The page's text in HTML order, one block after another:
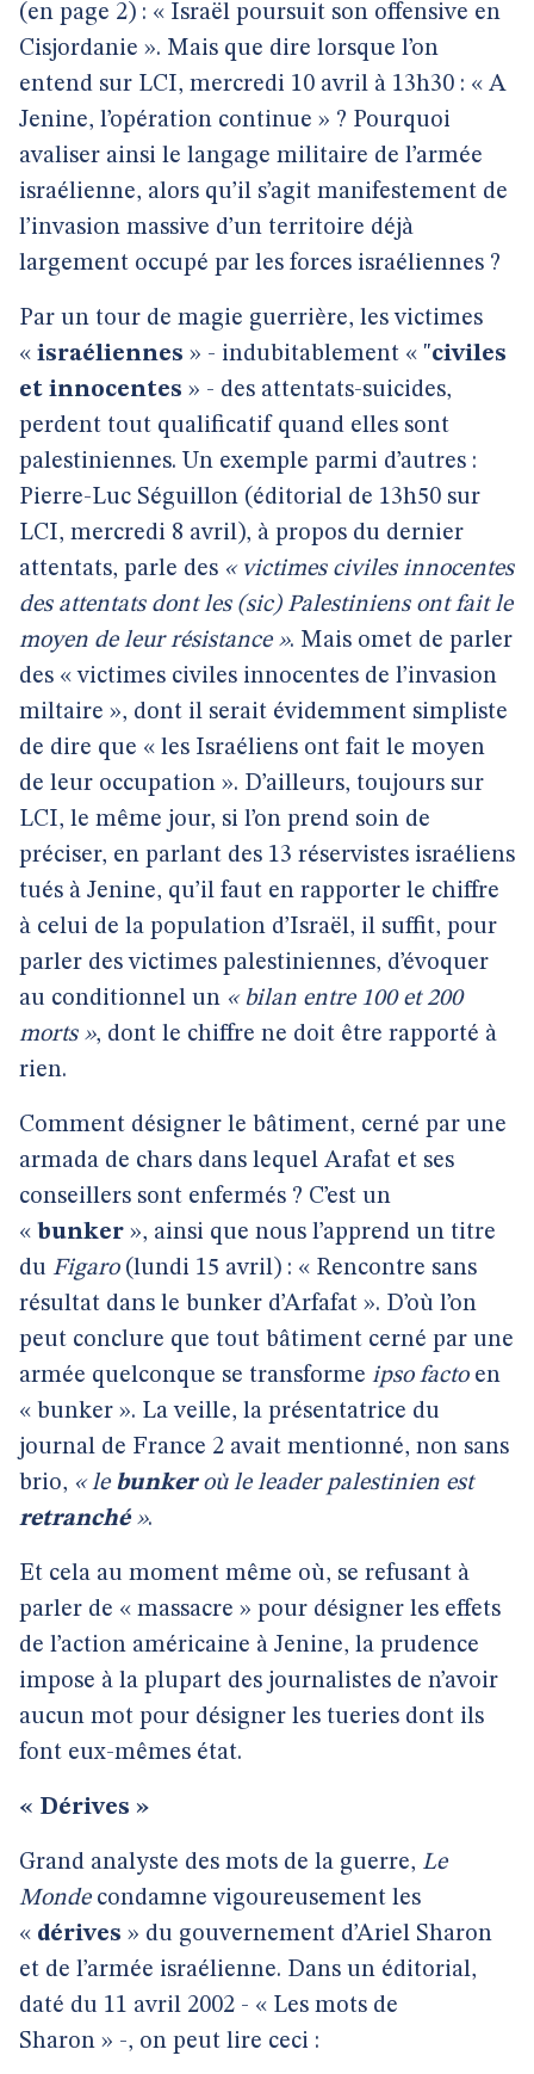
(en page 2) : « Israël poursuit son offensive en
Cisjordanie ». Mais que dire lorsque l’on
entend sur LCI, mercredi 10 avril à 13h30 : « A
Jenine, l’opération continue » ? Pourquoi
avaliser ainsi le langage militaire de l’armée
israélienne, alors qu’il s’agit manifestement de
l’invasion massive d’un territoire déjà
largement occupé par les forces israéliennes ?
Par un tour de magie guerrière, les victimes
« israéliennes » - indubitablement « "civiles
et innocentes » - des attentats-suicides,
perdent tout qualificatif quand elles sont
palestiniennes. Un exemple parmi d’autres :
Pierre-Luc Séguillon (éditorial de 13h50 sur
LCI, mercredi 8 avril), à propos du dernier
attentats, parle des « victimes civiles innocentes
des attentats dont les (sic)Palestiniens ont fait le
moyen de leur résistance ». Mais omet de parler
des « victimes civiles innocentes de l’invasion
miltaire », dont il serait évidemment simpliste
de dire que « les Israéliens ont fait le moyen
de leur occupation ». D’ailleurs, toujours sur
LCI, le même jour, si l’on prend soin de
préciser, en parlant des 13 réservistes israéliens
tués à Jenine, qu’il faut en rapporter le chiffre
à celui de la population d’Israël, il suffit, pour
parler des victimes palestiniennes, d’évoquer
au conditionnel un « bilan entre 100 et 200
morts », dont le chiffre ne doit être rapporté à
rien.
Comment désigner le bâtiment, cerné par une
armada de chars dans lequel Arafat et ses
conseillers sont enfermés ? C’est un
« bunker », ainsi que nous l’apprend un titre
du Figaro(lundi 15 avril) : « Rencontre sans
résultat dans le bunker d’Arfafat ». D’où l’on
peut conclure que tout bâtiment cerné par une
armée quelconque se transforme ipso factoen
« bunker ». La veille, la présentatrice du
journal de France 2 avait mentionné, non sans
brio, « le bunkeroù le leader palestinien est
retranché».
Et cela au moment même où, se refusant à
parler de « massacre » pour désigner les effets
de l’action américaine à Jenine, la prudence
impose à la plupart des journalistes de n’avoir
aucun mot pour désigner les tueries dont ils
font eux-mêmes état.
« Dérives »
Grand analyste des mots de la guerre, Le
Mondecondamne vigoureusement les
« dérives » du gouvernement d’Ariel Sharon
et de l’armée israélienne. Dans un éditorial,
daté du 11 avril 2002 - « Les mots de
Sharon » -, on peut lire ceci :